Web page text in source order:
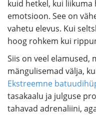
kuid hetkel, kui
emotsioon. See on
vahetu elevus. Kui
hoog rohkem kui
Siis on veel elamused,
mängulisemad välja,
Ekstreemne
tasakaalu ja julguse
tahavad adrenaliini,